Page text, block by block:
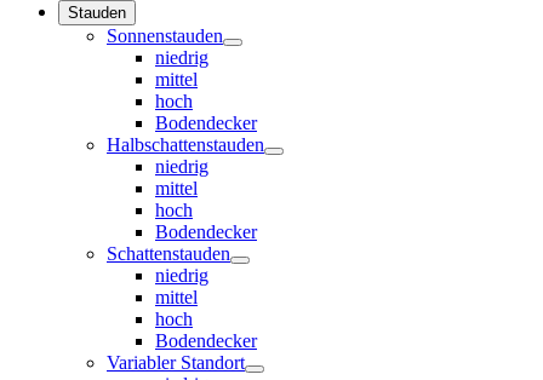
Stauden
Sonnenstauden
niedrig
mittel
hoch
Bodendecker
Halbschattenstauden
niedrig
mittel
hoch
Bodendecker
Schattenstauden
niedrig
mittel
hoch
Bodendecker
Variabler Standort